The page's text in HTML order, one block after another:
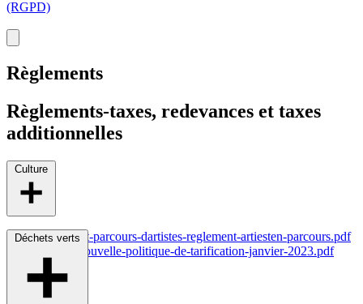
(RGPD)
Règlements
Règlements-taxes, redevances et taxes
additionnelles
Culture
reglement-parcours-dartistes-reglement-artiesten-parcours.pdf
culture-nouvelle-politique-de-tarification-janvier-2023.pdf
Déchets verts